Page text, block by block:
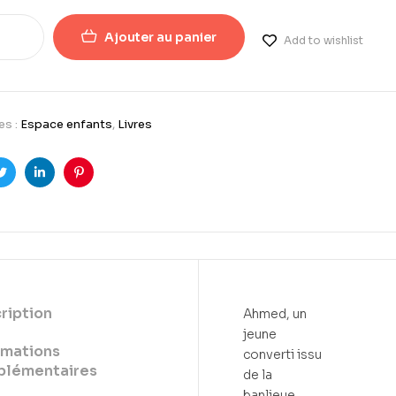
Ajouter au panier Add to wishlist
: Espace enfants, Livres
TwitterLinkedInPinterest
Ahmed, un
jeune
converti issu
de la